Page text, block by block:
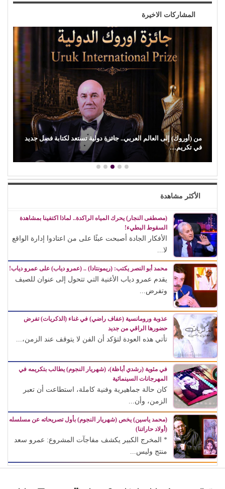
المشاركات الاخيرة
من (أوروك) إلى العالم العربي.. جائزة دولية تستعد لكتابة فصل جديد
في تكريم…
الأكثر مشاهدة
(مصطفى النجار) يحرك المياه الراكدة.. لماذا اكتفينا بمشاهدة
السقوط البطيء!
الأفكار الجادة أصبحت عبئًا على من اعتادوا إدارة الواقع
لا...
محمد أبو النصر يكتب: (ريمونتادا) .. (عمرو دياب) على عمرو دياب!
يقدم عمرو دياب الأغنية التي تتحول إلى عنوان للصيف
وتفرض...
عذوبة ورومانسية (عفاف راضي) في غناء (الذكريات) تفرض
حضورها الراقي من جديد
تأتي هذه العودة لتؤكد أن الفن لا يتوقف عند الزمن،...
في مئوية (رشدي أباظة)، (شهريار النجوم) يطالب بتكريمه في
المهرجانات السينمائية
كان حالة جماهيرية وفنية كاملة، استطاعت أن تعبر
الزمن، وأن...
(محمد ياسين) يخص (شهريار النجوم) بأول تصريحاته عن مسلسله
(أولاد حاراتنا)
* المخرج الكبير يكشف مفاجآت المشروع: عمرو سعد
منتج وليس...